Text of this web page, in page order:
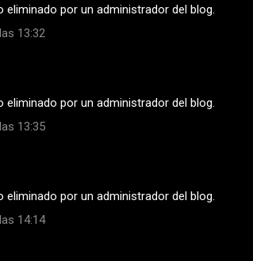
eliminado por un administrador del blog.
13:32
eliminado por un administrador del blog.
13:35
eliminado por un administrador del blog.
14:14